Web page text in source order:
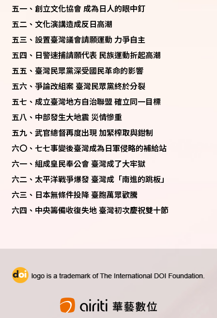
五一、創立文化協會 成為日人的眼中釘
五二、文化演講造成反日高潮
五三、設置臺灣議會請願運動 力爭自主
五四、日警速捕請願代表 民族運動折起高潮
五五、臺灣民眾黨深受國民革命的影響
五六、爭論改組案 臺灣民眾黨終於分裂
五七、成立臺灣地方自治聯盟 確立同一目標
五八、中部發生大地震 災情慘重
五九、武官總督再度出現 加緊榨取與鉗制
六〇、七七事變後臺灣成為日軍侵略的補給站
六一、組成皇民奉公會 臺灣成了大牢獄
六二、太平洋戰爭爆發 臺灣成「南進的跳板」
六三、日本無條件投降 臺胞萬眾歡騰
六四、中央籌備收復失地 臺灣初次慶祝雙十節